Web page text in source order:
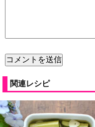
関連レシピ